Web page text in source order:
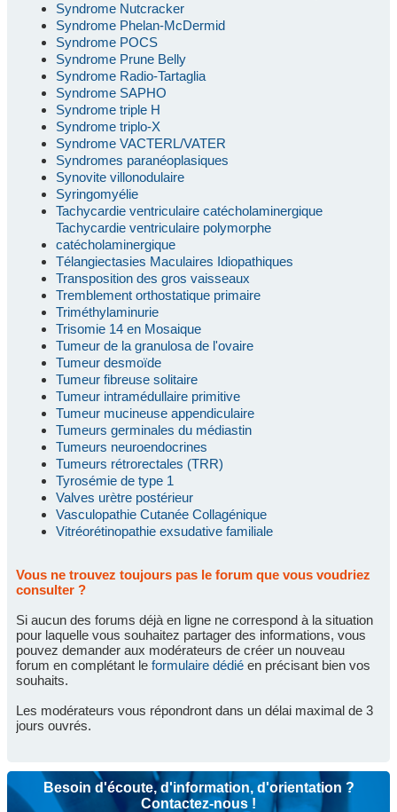
Syndrome Nutcracker
Syndrome Phelan-McDermid
Syndrome POCS
Syndrome Prune Belly
Syndrome Radio-Tartaglia
Syndrome SAPHO
Syndrome triple H
Syndrome triplo-X
Syndrome VACTERL/VATER
Syndromes paranéoplasiques
Synovite villonodulaire
Syringomyélie
Tachycardie ventriculaire catécholaminergique
Tachycardie ventriculaire polymorphe
catécholaminergique
Télangiectasies Maculaires Idiopathiques
Transposition des gros vaisseaux
Tremblement orthostatique primaire
Triméthylaminurie
Trisomie 14 en Mosaique
Tumeur de la granulosa de l'ovaire
Tumeur desmoïde
Tumeur fibreuse solitaire
Tumeur intramédullaire primitive
Tumeur mucineuse appendiculaire
Tumeurs germinales du médiastin
Tumeurs neuroendocrines
Tumeurs rétrorectales (TRR)
Tyrosémie de type 1
Valves urètre postérieur
Vasculopathie Cutanée Collagénique
Vitréorétinopathie exsudative familiale
Vous ne trouvez toujours pas le forum que vous voudriez
consulter ?
Si aucun des forums déjà en ligne ne correspond à la situation
pour laquelle vous souhaitez partager des informations, vous
pouvez demander aux modérateurs de créer un nouveau
forum en complétant le formulaire dédié en précisant bien vos
souhaits.
Les modérateurs vous répondront dans un délai maximal de 3
jours ouvrés.
Besoin d'écoute, d'information, d'orientation ?
Contactez-nous !